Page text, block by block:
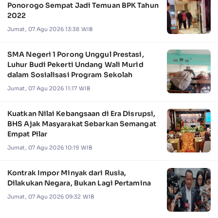
Ponorogo Sempat Jadi Temuan BPK Tahun
2022
Jumat, 07 Agu 2026 13:38 WIB
SMA Negeri 1 Porong Unggul Prestasi,
Luhur Budi Pekerti Undang Wali Murid
dalam Sosialisasi Program Sekolah
Jumat, 07 Agu 2026 11:17 WIB
Kuatkan Nilai Kebangsaan di Era Disrupsi,
BHS Ajak Masyarakat Sebarkan Semangat
Empat Pilar
Jumat, 07 Agu 2026 10:19 WIB
Kontrak Impor Minyak dari Rusia,
Dilakukan Negara, Bukan Lagi Pertamina
Jumat, 07 Agu 2026 09:32 WIB